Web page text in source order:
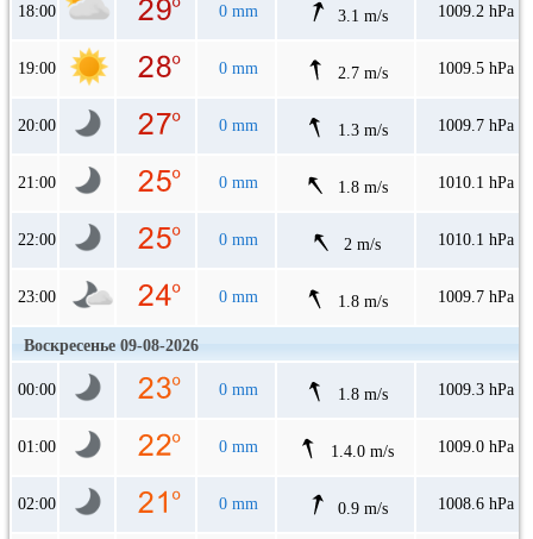
18:00 0 mm 3.1 m/s 1009.2 hPa
19:00 0 mm 2.7 m/s 1009.5 hPa
20:00 0 mm 1.3 m/s 1009.7 hPa
21:00 0 mm 1.8 m/s 1010.1 hPa
22:00 0 mm 2 m/s 1010.1 hPa
23:00 0 mm 1.8 m/s 1009.7 hPa
Воскресенье 09-08-2026
00:00 0 mm 1.8 m/s 1009.3 hPa
01:00 0 mm 1.4.0 m/s 1009.0 hPa
02:00 0 mm 0.9 m/s 1008.6 hPa